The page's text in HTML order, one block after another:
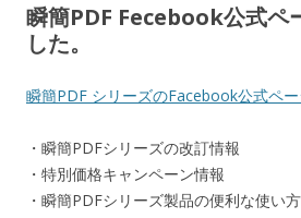
瞬簡PDF Fecebook公式ペ
した。
瞬簡PDF シリーズのFacebook公式ペ
・瞬簡PDFシリーズの改訂情報
・特別価格キャンペーン情報
・瞬簡PDFシリーズ製品の便利な使い方